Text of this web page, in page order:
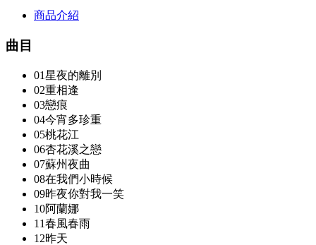
商品介紹
曲目
01星夜的離別
02重相逢
03戀痕
04今宵多珍重
05桃花江
06杏花溪之戀
07蘇州夜曲
08在我們小時候
09昨夜你對我一笑
10阿蘭娜
11春風春雨
12昨天